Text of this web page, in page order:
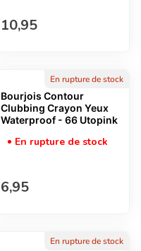
Prix normal
10,95
En rupture de stock
Bourjois Contour
Clubbing Crayon Yeux
Waterproof - 66 Utopink
En rupture de stock
Prix normal
6,95
En rupture de stock